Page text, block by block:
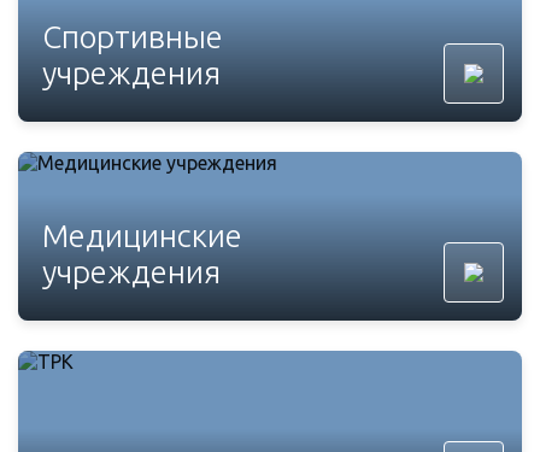
Спортивные
учреждения
Медицинские
учреждения